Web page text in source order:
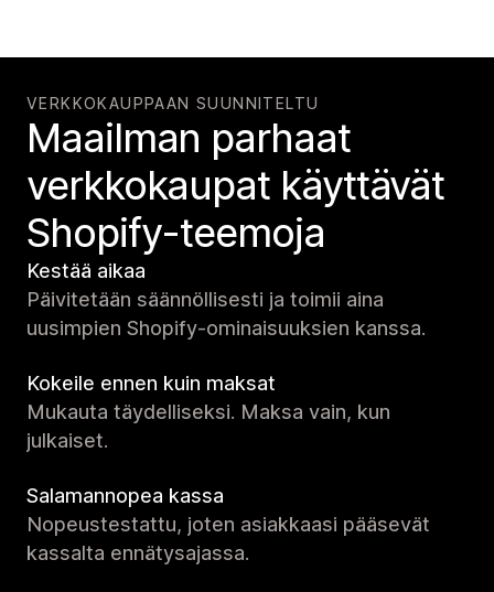
VERKKOKAUPPAAN SUUNNITELTU
Maailman parhaat
verkko­kaupat käyttävät
Shopify-teemoja
Kestää aikaa
Päivitetään säännöllisesti ja toimii aina
uusimpien Shopify-ominaisuuksien kanssa.
Kokeile ennen kuin maksat
Mukauta täydelliseksi. Maksa vain, kun
julkaiset.
Salamannopea kassa
Nopeustestattu, joten asiakkaasi pääsevät
kassalta ennätysajassa.